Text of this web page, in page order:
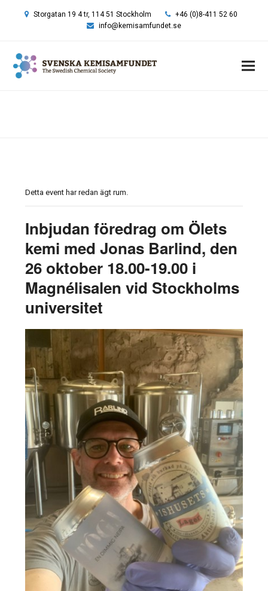
Storgatan 19 4 tr, 114 51 Stockholm
+46 (0)8-411 52 60
info@kemisamfundet.se
Detta event har redan ägt rum.
Inbjudan föredrag om Ölets
kemi med Jonas Barlind, den
26 oktober 18.00-19.00 i
Magnélisalen vid Stockholms
universitet